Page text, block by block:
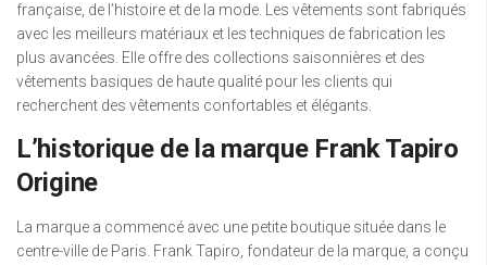
française, de l’histoire et de la mode. Les vêtements sont fabriqués
avec les meilleurs matériaux et les techniques de fabrication les
plus avancées. Elle offre des collections saisonnières et des
vêtements basiques de haute qualité pour les clients qui
recherchent des vêtements confortables et élégants.
L’historique de la marque Frank Tapiro
Origine
La marque a commencé avec une petite boutique située dans le
centre-ville de Paris. Frank Tapiro, fondateur de la marque, a conçu